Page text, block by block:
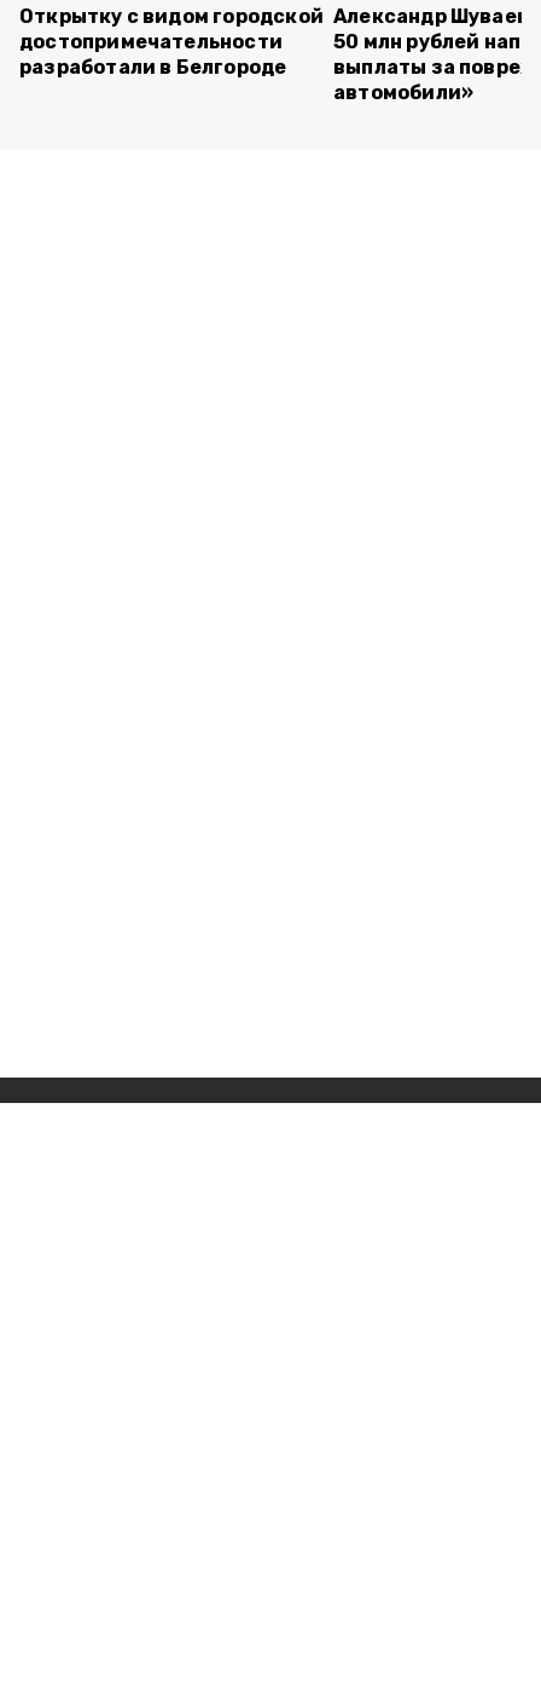
Открытку с видом городской
достопримечательности
разработали в Белгороде
Александр
50 млн рублей
выплаты за
автомобили»